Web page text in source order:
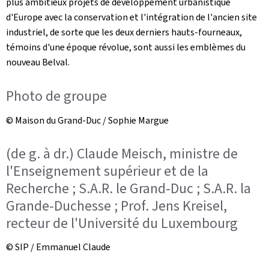
d'Europe avec la conservation et l'intégration de l'ancien site
industriel, de sorte que les deux derniers hauts-fourneaux,
témoins d'une époque révolue, sont aussi les emblèmes du
nouveau Belval.
Photo de groupe
© Maison du Grand-Duc / Sophie Margue
(de g. à dr.) Claude Meisch, ministre de
l'Enseignement supérieur et de la
Recherche ; S.A.R. le Grand-Duc ; S.A.R. la
Grande-Duchesse ; Prof. Jens Kreisel,
recteur de l'Université du Luxembourg
© SIP / Emmanuel Claude